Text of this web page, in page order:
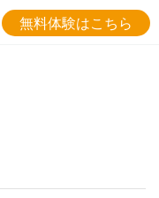
無料体験はこちら